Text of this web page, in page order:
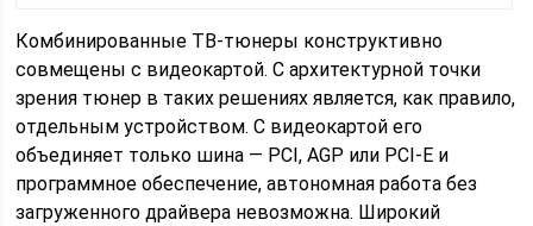
Комбинированные ТВ-тюнеры конструктивно
совмещены с видеокартой. С архитектурной точки
зрения тюнер в таких решениях является, как правило,
отдельным устройством. С видеокартой его
объединяет только шина — PCI, AGP или PCI-E и
программное обеспечение, автономная работа без
загруженного драйвера невозможна. Широкий